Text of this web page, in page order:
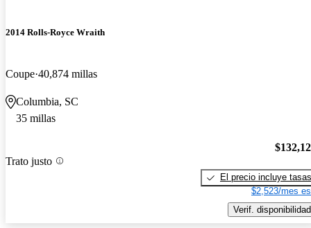
2014 Rolls-Royce Wraith
Coupe 40,874 millas
Columbia, SC
35 millas
Trato justo
El precio incluye tasas
$2,523/mes
Verif. disponibilidad